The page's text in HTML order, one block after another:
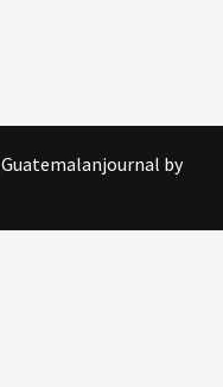
Guatemalanjournal by